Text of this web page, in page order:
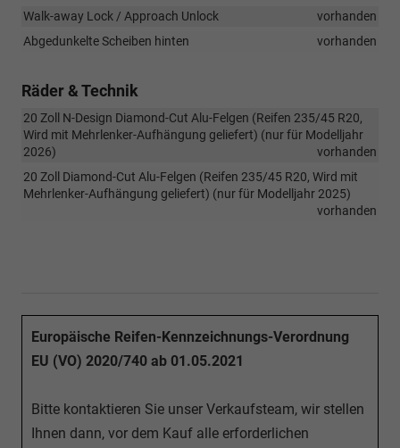
Walk-away Lock / Approach Unlock
vorhanden
Abgedunkelte Scheiben hinten
vorhanden
Räder & Technik
20 Zoll N-Design Diamond-Cut Alu-Felgen (Reifen 235/45 R20,
Wird mit Mehrlenker-Aufhängung geliefert) (nur für Modelljahr
2026)
vorhanden
20 Zoll Diamond-Cut Alu-Felgen (Reifen 235/45 R20, Wird mit
Mehrlenker-Aufhängung geliefert) (nur für Modelljahr 2025)
vorhanden
Europäische Reifen-Kennzeichnungs-Verordnung
EU (VO) 2020/740 ab 01.05.2021
Bitte kontaktieren Sie unser Verkaufsteam, wir stellen
Ihnen dann, vor dem Kauf alle erforderlichen